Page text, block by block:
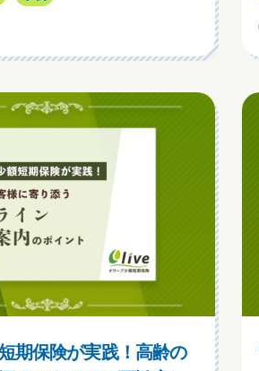
期保険が実践！高齢の